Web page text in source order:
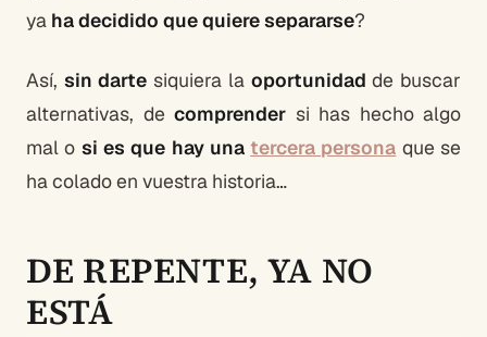
ya ha decidido que quiere separarse?
Así, sin darte siquiera la oportunidad de buscar
alternativas, de comprender si has hecho algo
mal o si es que hay una tercera persona que se
ha colado en vuestra historia…
DE REPENTE, YA NO
ESTÁ